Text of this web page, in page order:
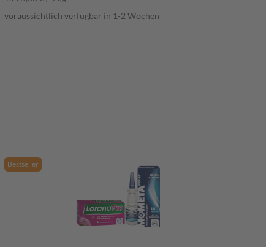
voraussichtlich verfügbar in 1-2 Wochen
Bestseller